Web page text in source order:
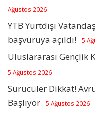
Ağustos 2026
YTB Yurtdışı
başvuruya açıldı! - 5
Uluslararası Gençlik
5 Ağustos 2026
Sürücüler Dikkat!
Başlıyor - 5 Ağustos 2026